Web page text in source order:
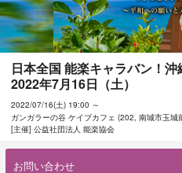
日本全国 能楽キャラバン！
2022年7月16日（土）
2022/07/16(土) 19:00 ～
ガンガラーの谷 ケイブカフェ (202, 南城市玉
[主催] 公益社団法人 能楽協会
お問い合わせ